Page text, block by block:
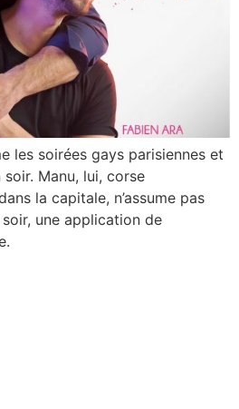
les soirées gays parisiennes et
soir. Manu, lui, corse
la capitale, n’assume pas
une application de